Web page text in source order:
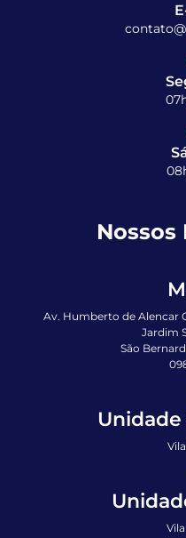
Nossos
Av. Humberto de Alencar
Jardim
São
Unidade